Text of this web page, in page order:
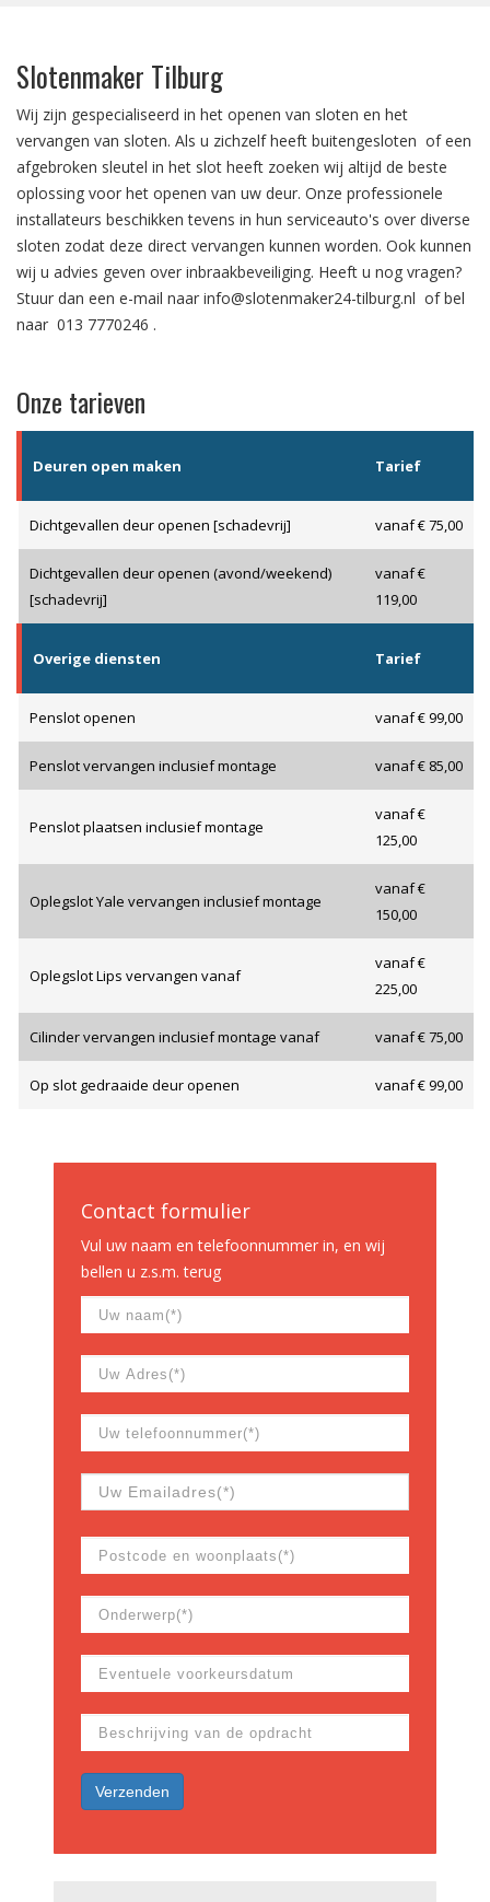
Slotenmaker Tilburg
Wij zijn gespecialiseerd in het openen van sloten en het
vervangen van sloten. Als u zichzelf heeft buitengesloten of een
afgebroken sleutel in het slot heeft zoeken wij altijd de beste
oplossing voor het openen van uw deur. Onze professionele
installateurs beschikken tevens in hun serviceauto's over diverse
sloten zodat deze direct vervangen kunnen worden. Ook kunnen
wij u advies geven over inbraakbeveiliging. Heeft u nog vragen?
Stuur dan een e-mail naar info@slotenmaker24-tilburg.nl of bel
naar 013 7770246 .
Onze tarieven
Deuren open maken Tarief
Dichtgevallen deur openen [schadevrij] vanaf € 75,00
Dichtgevallen deur openen (avond/weekend)
[schadevrij]
vanaf €
119,00
Overige diensten Tarief
Penslot openen vanaf € 99,00
Penslot vervangen inclusief montage vanaf € 85,00
Penslot plaatsen inclusief montage
vanaf €
125,00
Oplegslot Yale vervangen inclusief montage
vanaf €
150,00
Oplegslot Lips vervangen vanaf
vanaf €
225,00
Cilinder vervangen inclusief montage vanaf vanaf € 75,00
Op slot gedraaide deur openen vanaf € 99,00
Contact formulier
Vul uw naam en telefoonnummer in, en wij
bellen u z.s.m. terug